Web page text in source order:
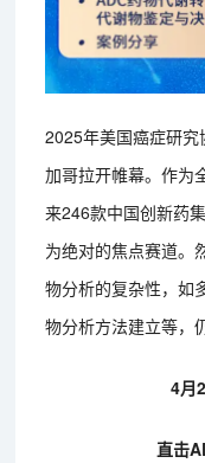
2025年美国癌症研
加哥拉开帷幕。作为
来246款中国创新药
为绝对的焦点赛道。
物分析的复杂性，如
物分析方法建立等，
4月
直击